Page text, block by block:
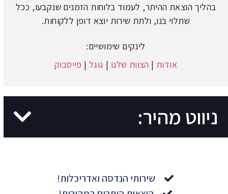
בהליך הוצאת ההיתר, לעמוד בלוחות הזמנים שנקבעו, ככל
שתלוי בנו, ולתת שירות יוצא דופן ללקוחות.
לינקים שימושיים:
אודות | הצוות שלנו | גוגל | פייסבוק
ניווט מהיר:
שירותי הנדסה ואדריכלות!